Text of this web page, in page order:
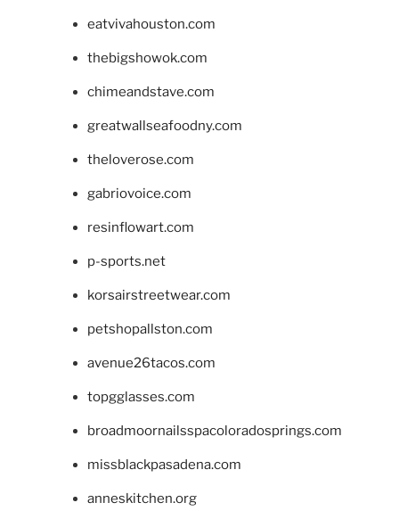
eatvivahouston.com
thebigshowok.com
chimeandstave.com
greatwallseafoodny.com
theloverose.com
gabriovoice.com
resinflowart.com
p-sports.net
korsairstreetwear.com
petshopallston.com
avenue26tacos.com
topgglasses.com
broadmoornailsspacoloradosprings.com
missblackpasadena.com
anneskitchen.org